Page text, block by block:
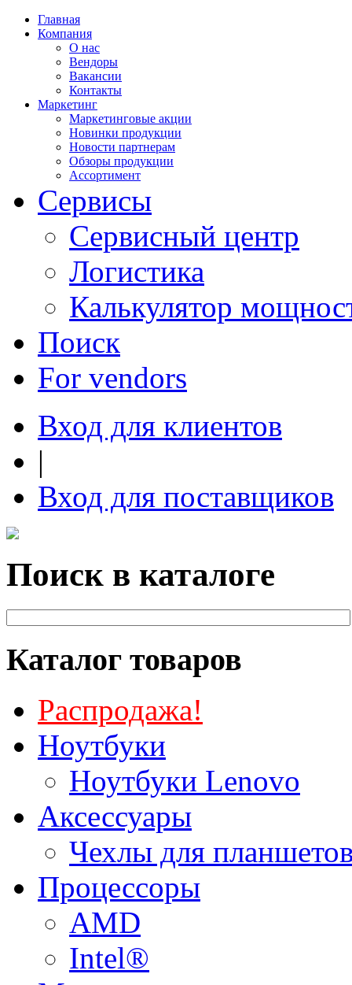
Главная
Компания
О нас
Вендоры
Вакансии
Контакты
Маркетинг
Маркетинговые акции
Новинки продукции
Новости партнерам
Обзоры продукции
Ассортимент
Сервисы
Сервисный центр
Логистика
Калькулятор
Поиск
For vendors
Вход для клиентов
|
Вход для поставщиков
Поиск в каталоге
Каталог товаров
Распродажа!
Ноутбуки
Ноутбуки Lenovo
Аксессуары
Чехлы для
Процессоры
AMD
Intel®